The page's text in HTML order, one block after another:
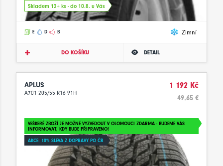
Skladem 12+ ks - do 10.8. u Vás
E D B Zimní
DO KOŠÍKU DETAIL
APLUS
A701 205/55 R16 91H
1 192 Kč
49.65 €
VEŠKERÉ ZBOŽÍ JE MOŽNÉ VYZVEDOUT V OLOMOUCI ZDARMA - BUDEME VÁS
INFORMOVAT, KDY BUDE PŘIPRAVENO!
AKCE: 10% SLEVA Z DOPRAVY PO ČR